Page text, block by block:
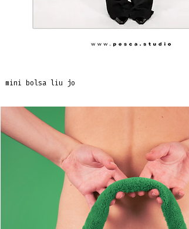
mini bolsa liu jo